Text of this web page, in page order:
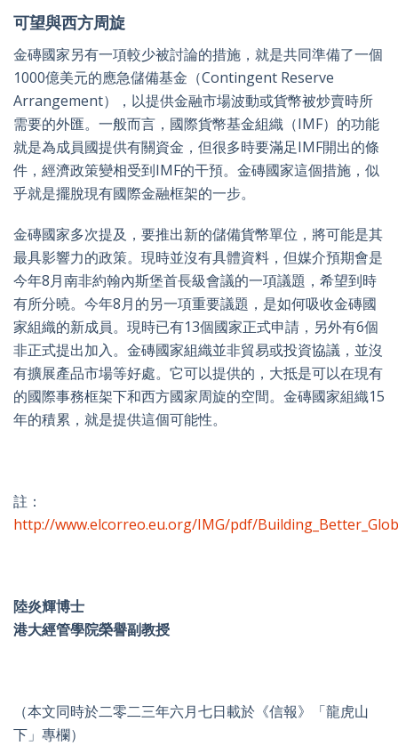
可望與西方周旋
金磚國家另有一項較少被討論的措施，就是共同準備了一個
1000億美元的應急儲備基金（Contingent Reserve
Arrangement），以提供金融市場波動或貨幣被炒賣時所
需要的外匯。一般而言，國際貨幣基金組織（IMF）的功能
就是為成員國提供有關資金，但很多時要滿足IMF開出的條
件，經濟政策變相受到IMF的干預。金磚國家這個措施，似
乎就是擺脫現有國際金融框架的一步。
金磚國家多次提及，要推出新的儲備貨幣單位，將可能是其
最具影響力的政策。現時並沒有具體資料，但媒介預期會是
今年8月南非約翰內斯堡首長級會議的一項議題，希望到時
有所分曉。今年8月的另一項重要議題，是如何吸收金磚國
家組織的新成員。現時已有13個國家正式申請，另外有6個
非正式提出加入。金磚國家組織並非貿易或投資協議，並沒
有擴展產品市場等好處。它可以提供的，大抵是可以在現有
的國際事務框架下和西方國家周旋的空間。金磚國家組織15
年的積累，就是提供這個可能性。
註：
http://www.elcorreo.eu.org/IMG/pdf/
陸炎輝博士
港大經管學院榮譽副教授
（本文同時於二零二三年六月七日載於《信報》「龍虎山
下」專欄）